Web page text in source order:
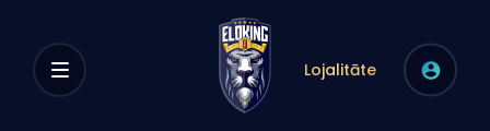
Lojalitāte